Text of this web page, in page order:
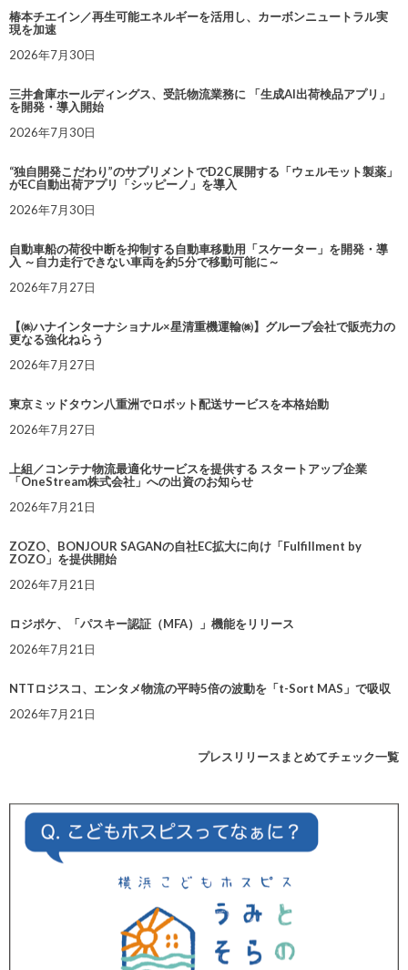
椿本チエイン／再生可能エネルギーを活用し、カーボンニュートラル実
現を加速
2026年7月30日
三井倉庫ホールディングス、受託物流業務に 「生成AI出荷検品アプリ」
を開発・導入開始
2026年7月30日
“独自開発こだわり”のサプリメントでD2C展開する「ウェルモット製薬」
がEC自動出荷アプリ「シッピーノ」を導入
2026年7月30日
自動車船の荷役中断を抑制する自動車移動用「スケーター」を開発・導
入 ～自力走行できない車両を約5分で移動可能に～
2026年7月27日
【㈱ハナインターナショナル×星清重機運輸㈱】グループ会社で販売力の
更なる強化ねらう
2026年7月27日
東京ミッドタウン八重洲でロボット配送サービスを本格始動
2026年7月27日
上組／コンテナ物流最適化サービスを提供する スタートアップ企業
「OneStream株式会社」への出資のお知らせ
2026年7月21日
ZOZO、BONJOUR SAGANの自社EC拡大に向け「Fulfillment by
ZOZO」を提供開始
2026年7月21日
ロジポケ、「パスキー認証（MFA）」機能をリリース
2026年7月21日
NTTロジスコ、エンタメ物流の平時5倍の波動を「t-Sort MAS」で吸収
2026年7月21日
プレスリリースまとめてチェック一覧